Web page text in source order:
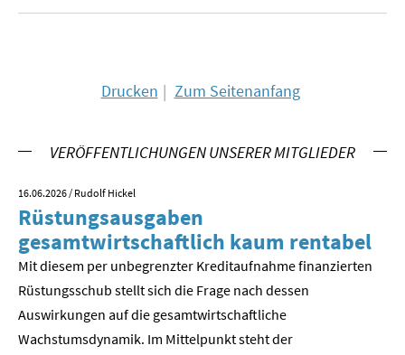
Veröffentlichungen unserer Mitglieder
Drucken Zum Seitenanfang
VERÖFFENTLICHUNGEN UNSERER MITGLIEDER
16.06.2026 / Rudolf Hickel
Rüstungsausgaben
gesamtwirtschaftlich kaum rentabel
Mit diesem per unbegrenzter Kreditaufnahme finanzierten
Rüstungsschub stellt sich die Frage nach dessen
Auswirkungen auf die gesamtwirtschaftli­che
Wachstumsdynamik. Im Mittelpunkt steht der